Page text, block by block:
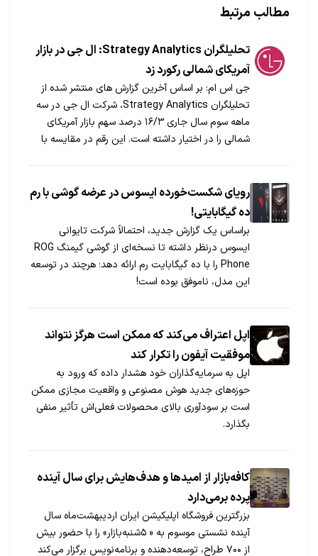
مطالب مرتبط
تحلیلگران Strategy Analytics: ال جی در بازار
آمریکای شمالی رکورد زد
جی اس ام: بر اساس آخرین گزارش های منتشر شده از
تحلیلگران Strategy Analytics، شرکت ال جی در سه
ماهه سوم سال جاری ۱۶/۳ درصد سهم بازار آمریکای
شمالی را در اختیار داشته است. این رقم در مقایسه با
برداشته است.
رویای شکست‌خورده ایسوس در عرضه گوشی با رم
ده گیگابایتی!
براساس یک گزارش جدید، احتمالاً شرکت تایوانی
ایسوس درنظر داشته تا نسخه‌ای از گوشی گیمنگ ROG
Phone را با ده گیگابایت رم ارائه دهد؛ هرچند در توسعه
این مدل، ناموفق بوده است!
اپل اعتراف می‌کند که ممکن است هرگز نتواند
موفقیت آیفون را تکرار کند
اپل به سرمایه‌گذاران خود هشدار داده که ورود به
حوزه‌های جدید هوش مصنوعی و واقعیت مجازی ممکن
است بر سودآوری بالای محصولات فعلی‌اش تأثیر منفی
بگذارد.
کافه‌بازار از امیدها و هدف‌هایش برای سال آینده
پرده بر‌می‌دارد
بزرگترین فروشگاه اپلیکیشن ایران اردیبهشت‌ماه سال
آینده نشستی موسوم به « ۵شنبه‌بازار» را با حضور بیش
از ۷۰۰ طراح، توسعه‌دهنده و برنامه‌نویس برگزار می‌کند